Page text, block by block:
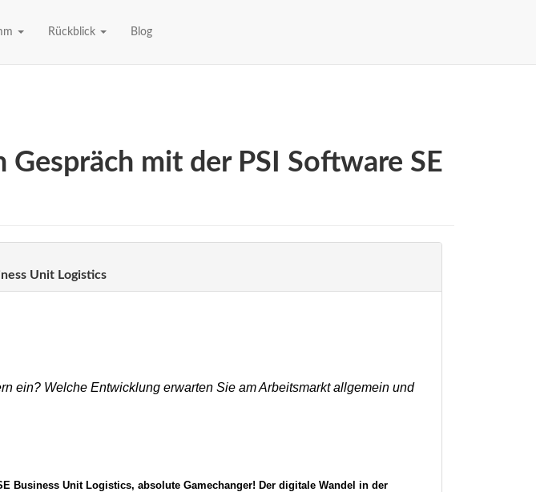
Rückblick Blog
mit der PSI Software SE
Unit Logistics
ein? Welche Entwicklung erwarten Sie am Arbeitsmarkt allgemein und
Business Unit Logistics, absolute Gamechanger! Der digitale Wandel in der